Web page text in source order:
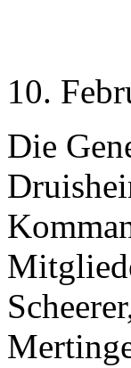
10.
Die